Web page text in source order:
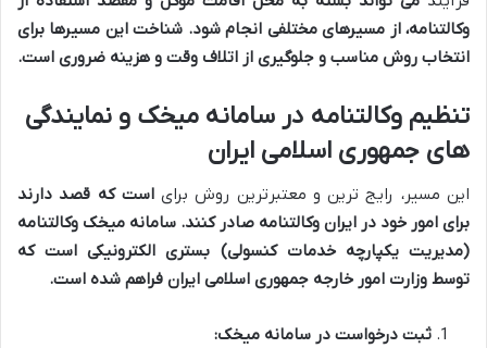
وکالتنامه، از مسیرهای مختلفی انجام شود. شناخت این مسیرها برای
انتخاب روش مناسب و جلوگیری از اتلاف وقت و هزینه ضروری است.
تنظیم وکالتنامه در سامانه میخک و نمایندگی
های جمهوری اسلامی ایران
این مسیر، رایج ترین و معتبرترین روش برایاست که قصد دارند
برای امور خود در ایران وکالتنامه صادر کنند. سامانه میخک وکالتنامه
(مدیریت یکپارچه خدمات کنسولی) بستری الکترونیکی است که
توسط وزارت امور خارجه جمهوری اسلامی ایران فراهم شده است.
ثبت درخواست در سامانه میخک: